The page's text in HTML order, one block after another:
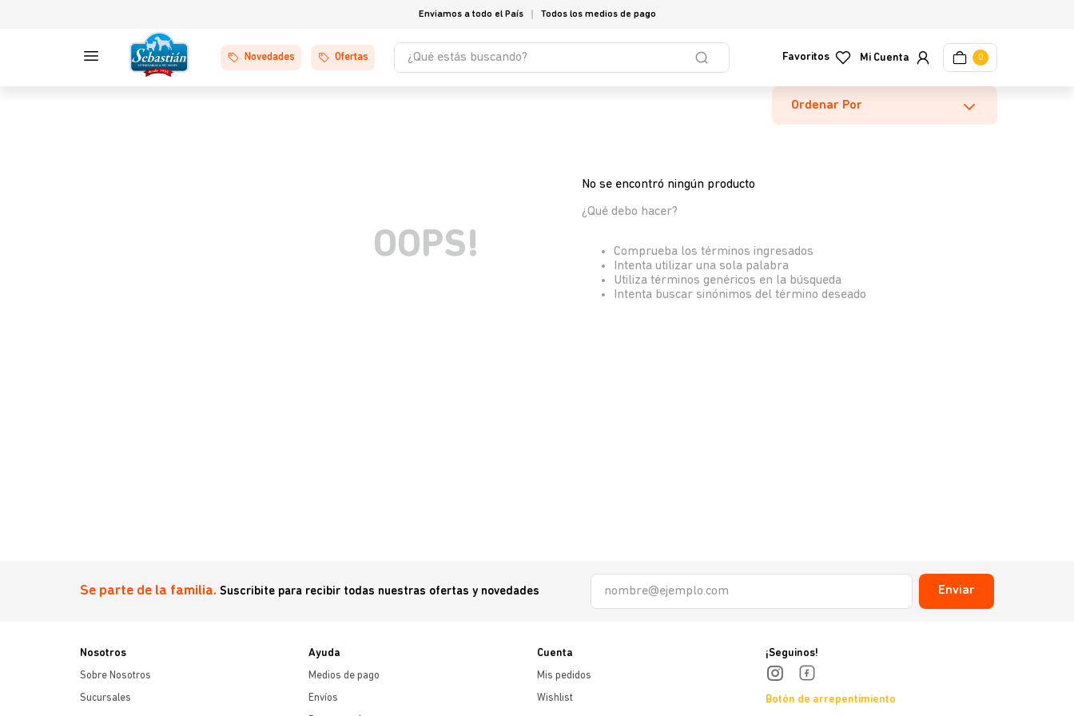
Enviamos a todo el País Todos los medios de pago
Novedades Ofertas
¿Qué estás buscando?
Favoritos 0
Ordenar Por
OOPS!
No se encontró ningún producto
¿Qué debo hacer?
Comprueba los términos ingresados
Intenta utilizar una sola palabra
Utiliza términos genéricos en la búsqueda
Intenta buscar sinónimos del término deseado
Se parte de la familia. Suscribite para recibir todas nuestras ofertas y novedades Enviar
Nosotros
Sobre Nosotros
Sucursales
Ayuda
Medios de pago
Envíos
Cuenta
Mis pedidos
Wishlist
¡Seguinos!
Botón de arrepentimiento